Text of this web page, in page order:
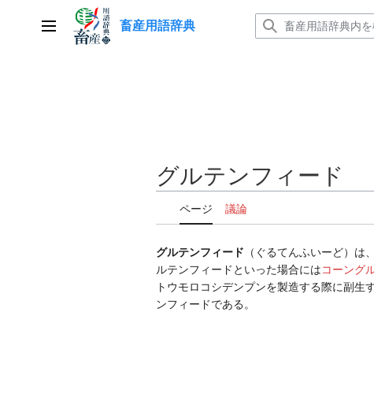
メインメニュー
畜産用語辞典
グルテンフィード
ページ 議論
グルテンフィード （ぐるてんふいーど）は
ルテンフィードといった場合にはコーング
トウモロコシデンプンを製造する際に副
ンフィードである。